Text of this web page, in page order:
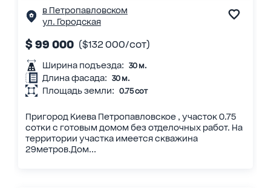
в Петропавловском
ул. Городская
$ 99 000 ($132 000/сот)
Ширина подъезда: 30 м.
Длина фасада: 30 м.
Площадь земли: 0.75 сот
Пригород Киева Петропавловское , участок 0.75
сотки с готовым домом без отделочных работ. На
территории участка имеется скважина
29метров.Дом...